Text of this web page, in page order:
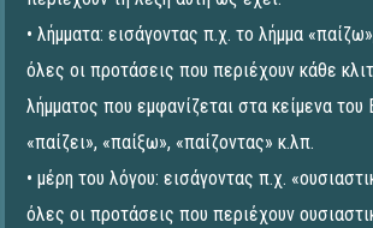
• λήμματα: εισάγοντας π.χ. το λήμμα
όλες οι προτάσεις που περιέχουν κάθε
λήμματος που εμφανίζεται στα κείμενα
«παίζει», «παίξω», «παίζοντας» κ.λπ.
• μέρη του λόγου: εισάγοντας π.χ.
όλες οι προτάσεις που περιέχουν